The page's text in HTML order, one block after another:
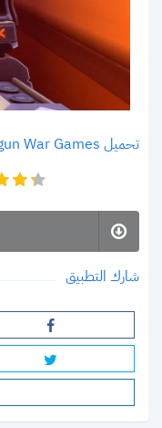
تحميل Shadowgun War Games
شارك التطبيق